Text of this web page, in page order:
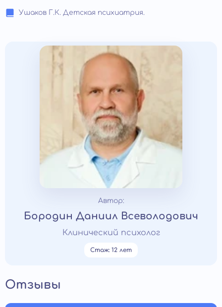
Ушаков Г.К. Детская психиатрия.
Автор:
Бородин Даниил Всеволодович
Клинический психолог
Стаж: 12 лет
Отзывы